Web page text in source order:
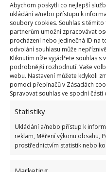
Abychom poskytli co nejlepší
ukládání a/nebo přístupu k
soubory cookies. Souhlas s
partnerům umožní zpracovávat
procházení nebo jedinečná ID na
odvolání souhlasu může
Kliknutím níže vyjádřete souhlas s
podrobnější rozhodnutí. Vaše
webu. Nastavení můžete kdykoli
pomocí přepínačů v Zásadách
Spravovat souhlas ve spodní části
Statistiky
Ukládání a/nebo přístup k
reklam, Měření výkonu obsahu,
prostřednictvím statistik nebo